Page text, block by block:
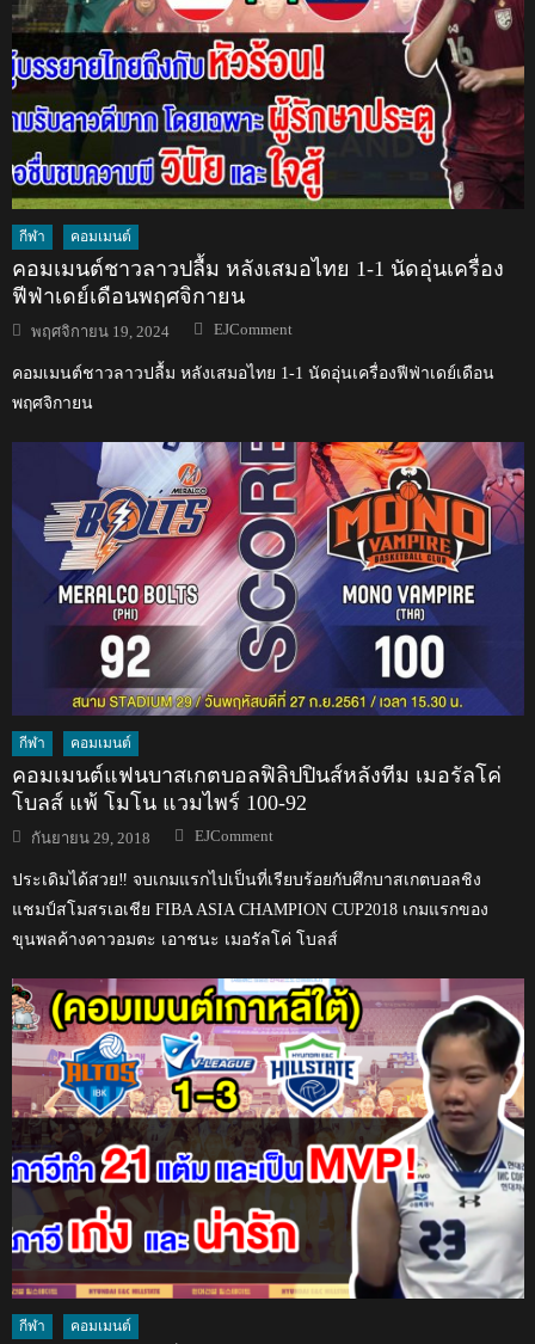
กีฬา คอมเมนต์
คอมเมนต์ชาวลาวปลื้ม หลังเสมอไทย 1-1 นัดอุ่นเครื่อง
ฟีฟ่าเดย์เดือนพฤศจิกายน
Posted
on
พฤศจิกายน 19, 2024 Author
EJComment
คอมเมนต์ชาวลาวปลื้ม หลังเสมอไทย 1-1 นัดอุ่นเครื่องฟีฟ่าเดย์เดือน
พฤศจิกายน
กีฬา คอมเมนต์
คอมเมนต์แฟนบาสเกตบอลฟิลิปปินส์หลังทีม เมอรัลโค่
โบลส์ แพ้ โมโน แวมไพร์ 100-92
Posted
on
กันยายน 29, 2018 Author
EJComment
ประเดิมได้สวย‼️ จบเกมแรกไปเป็นที่เรียบร้อยกับศึกบาสเกตบอลชิง
แชมป์สโมสรเอเชีย FIBA ASIA CHAMPION CUP2018 เกมแรกของ
ขุนพลค้างคาวอมตะ เอาชนะ เมอรัลโค่ โบลส์
กีฬา คอมเมนต์